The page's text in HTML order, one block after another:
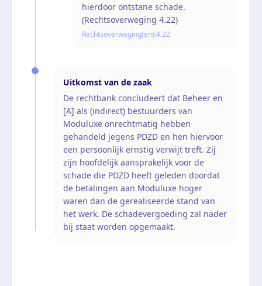
hierdoor ontstane schade.
(Rechtsoverweging 4.22)
Rechtsoverweging(en):4.22
Uitkomst van de zaak
De rechtbank concludeert dat Beheer en
[A] als (indirect) bestuurders van
Moduluxe onrechtmatig hebben
gehandeld jegens PDZD en hen hiervoor
een persoonlijk ernstig verwijt treft. Zij
zijn hoofdelijk aansprakelijk voor de
schade die PDZD heeft geleden doordat
de betalingen aan Moduluxe hoger
waren dan de gerealiseerde stand van
het werk. De schadevergoeding zal nader
bij staat worden opgemaakt.